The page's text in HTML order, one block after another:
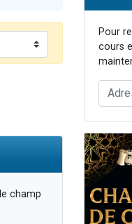
champ
Pour
cours